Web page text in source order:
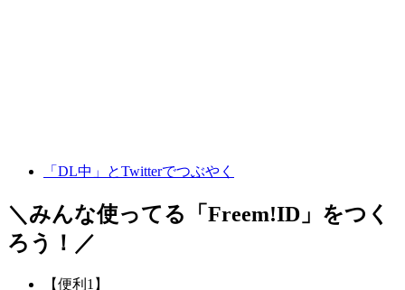
「DL中」とTwitterでつぶやく
＼みんな使ってる「 Freem!ID 」をつく
ろう！／
【便利1】